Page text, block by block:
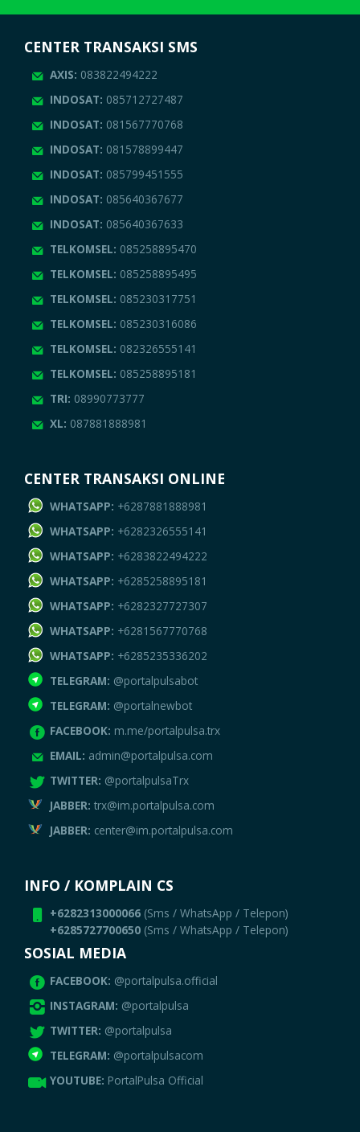
CENTER TRANSAKSI SMS
AXIS: 083822494222
INDOSAT: 085712727487
INDOSAT: 081567770768
INDOSAT: 081578899447
INDOSAT: 085799451555
INDOSAT: 085640367677
INDOSAT: 085640367633
TELKOMSEL: 085258895470
TELKOMSEL: 085258895495
TELKOMSEL: 085230317751
TELKOMSEL: 085230316086
TELKOMSEL: 082326555141
TELKOMSEL: 085258895181
TRI: 08990773777
XL: 087881888981
CENTER TRANSAKSI ONLINE
WHATSAPP: +6287881888981
WHATSAPP: +6282326555141
WHATSAPP: +6283822494222
WHATSAPP: +6285258895181
WHATSAPP: +6282327727307
WHATSAPP: +6281567770768
WHATSAPP: +6285235336202
TELEGRAM: @portalpulsabot
TELEGRAM: @portalnewbot
FACEBOOK: m.me/portalpulsa.trx
EMAIL: admin@portalpulsa.com
TWITTER: @portalpulsaTrx
JABBER:trx@im.portalpulsa.com
JABBER: center@im.portalpulsa.com
INFO / KOMPLAIN CS
+6282313000066 (Sms / WhatsApp / Telepon)
+6285727700650 (Sms / WhatsApp / Telepon)
SOSIAL MEDIA
FACEBOOK: @portalpulsa.official
INSTAGRAM: @portalpulsa
TWITTER: @portalpulsa
TELEGRAM: @portalpulsacom
YOUTUBE: PortalPulsa Official